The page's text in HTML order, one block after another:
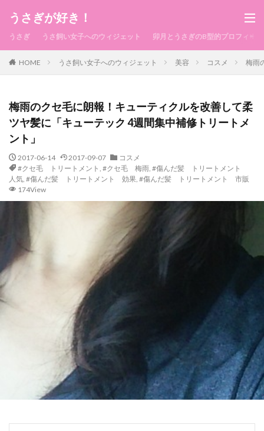
うさぎが好き！
うさぎ うさ飼い女子へのウィジェット 卯月とうさぎのB型的プロフィール
HOME うさ飼い女子へのウィジェット 美容 コスメ 梅雨
梅雨のクセ毛に朗報！キューティクルを改善して柔
ツヤ髪に「キューテック 4週間集中補修トリートメ
ント」
2017-06-14 2017-09-07
コスメ
#クセ毛 トリートメント , #クセ毛 梅雨, #傷んだ髪 トリートメント
人気, #傷んだ髪 トリートメント 効果, #傷んだ髪 トリートメント 市販
174View